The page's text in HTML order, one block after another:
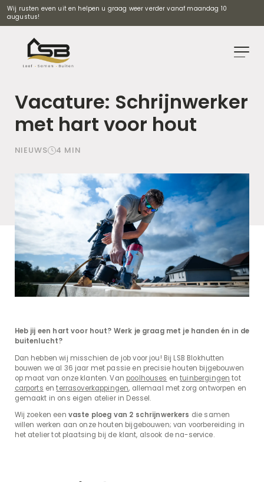
Wij rusten even uit en helpen u graag weer verder vanaf maandag 10
augustus!
Vacature: Schrijnwerker
met hart voor hout
NIEUWS 4 MIN
Heb jij een hart voor hout? Werk je graag met je handen én in de
buitenlucht?
Dan hebben wij misschien de job voor jou! Bij LSB Blokhutten
bouwen we al 36 jaar met passie en precisie houten bijgebouwen
op maat van onze klanten. Van poolhouses entuinbergingen tot
carports enterrasoverkappingen, allemaal met zorg ontworpen en
gemaakt in ons eigen atelier in Dessel.
Wij zoeken een vaste ploeg van 2 schrijnwerkers die samen
willen werken aan onze houten bijgebouwen; van voorbereiding in
het atelier tot plaatsing bij de klant, alsook de na-service.